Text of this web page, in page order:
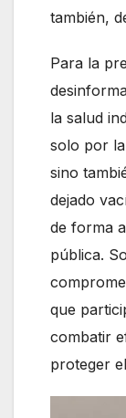
también,
Para la
la salud
solo por
sino
dejado
de forma
pública.
que
combatir
proteger